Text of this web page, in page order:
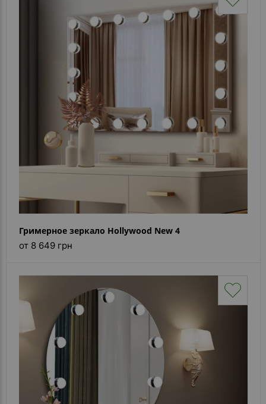
Гримерное зеркало Hollywood New 4
от 8 649 грн